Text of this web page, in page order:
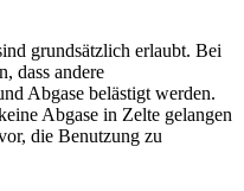
grundsätzlich erlaubt. Bei
dass andere
Abgase belästigt werden.
Abgase in Zelte gelangen
die Benutzung zu